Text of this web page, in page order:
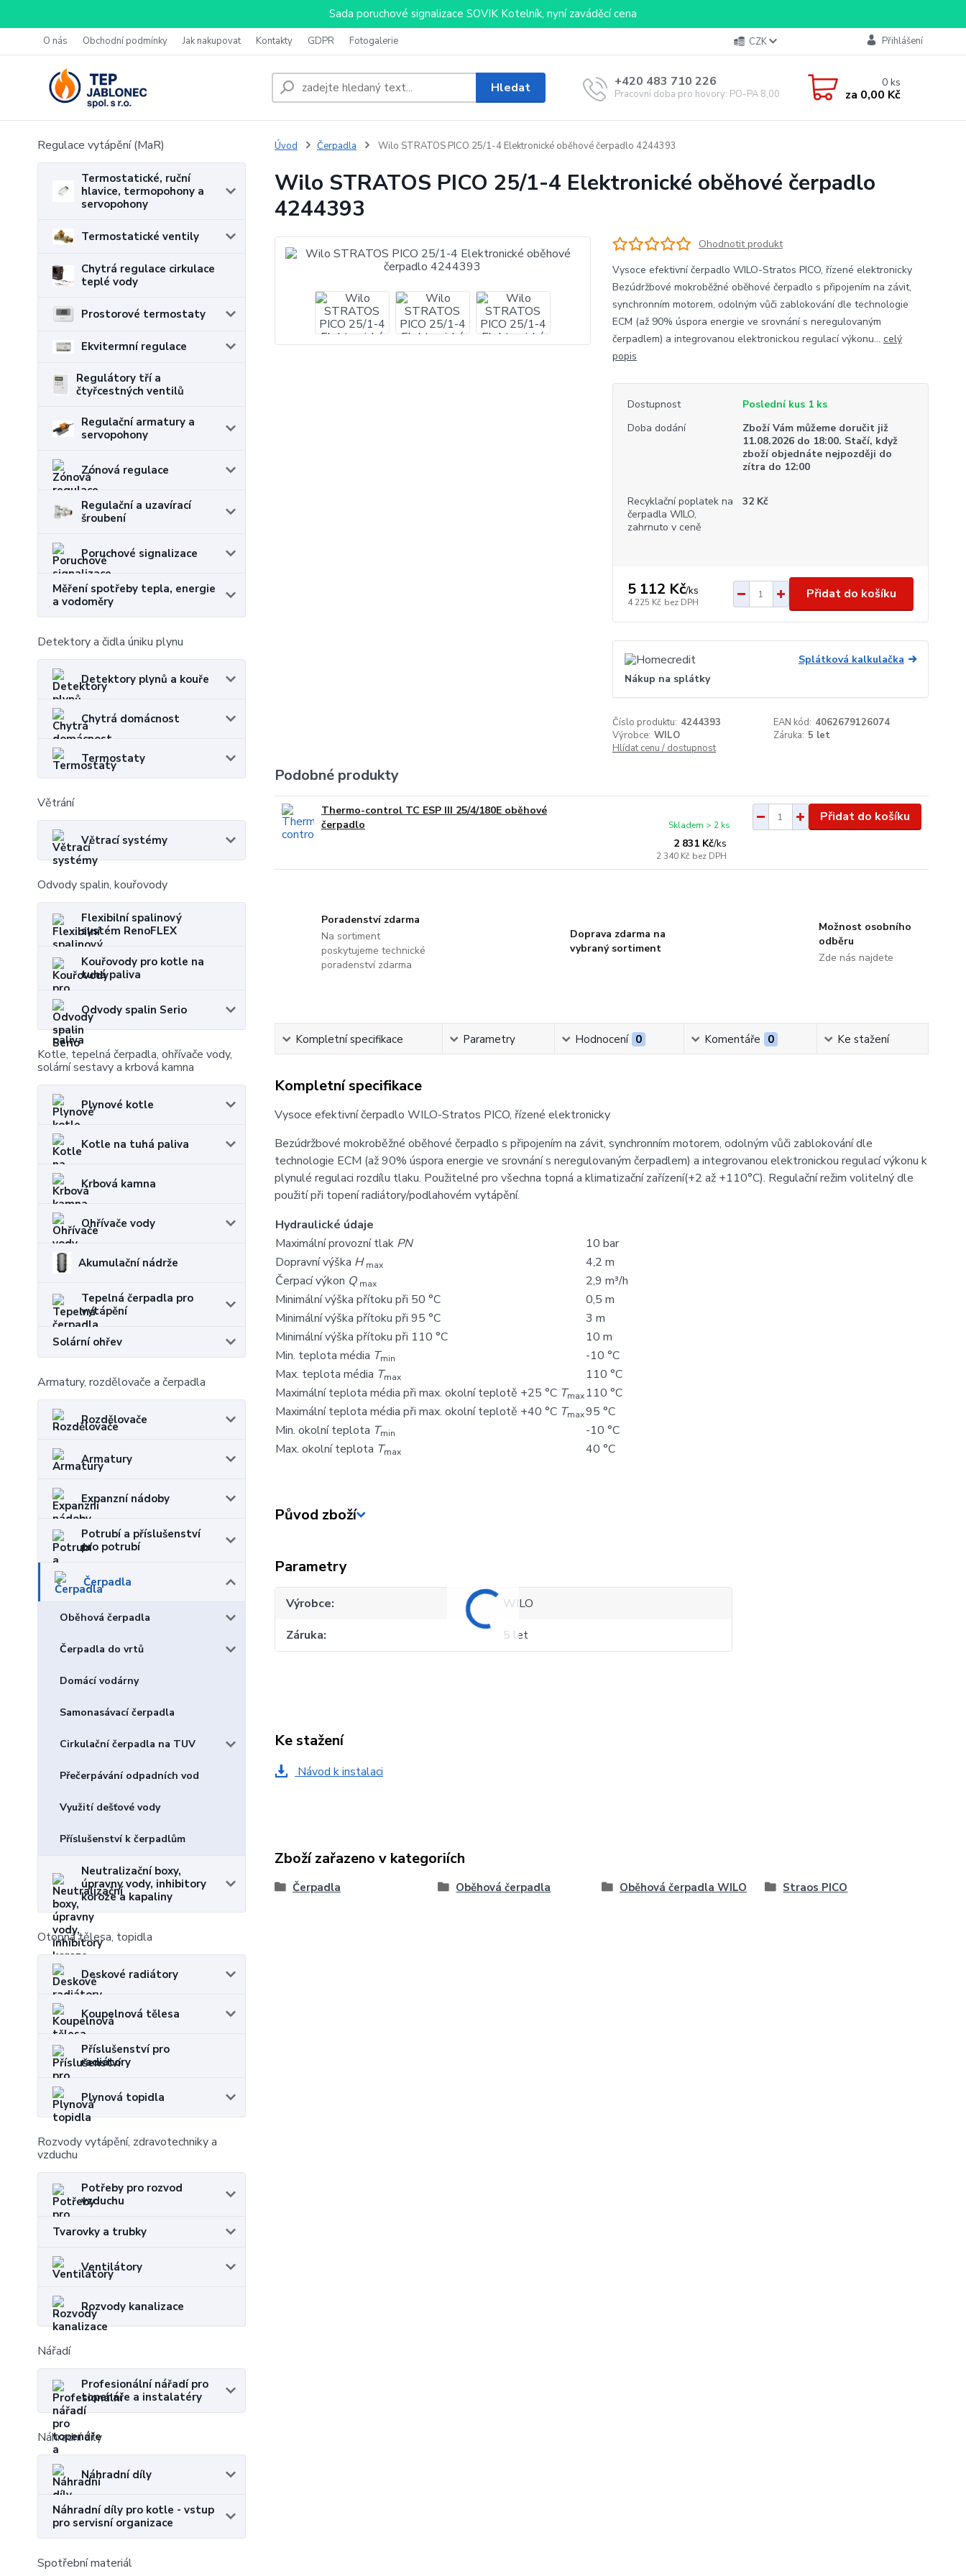
Sada poruchové signalizace SOVIK Kotelník, nyní zaváděcí cena
O nás Obchodní podmínky Jak nakupovat Kontakty GDPR Fotogalerie CZK Přihlášení
Hledat +420 483 710 226
Pracovní doba pro hovory: PO-PA 8,00-16,00
0ks
za 0,00 Kč
Regulace vytápění (MaR)
Termostatické, ruční
hlavice, termopohony a
servopohony
Termostatické ventily
Chytrá regulace cirkulace
teplé vody
Prostorové termostaty
Ekvitermní regulace
Regulátory tří a
čtyřcestných ventilů
Regulační armatury a
servopohony
Zónová regulace
Regulační a uzavírací
šroubení
Poruchové signalizace
Měření spotřeby tepla, energie
a vodoměry
Detektory a čidla úniku plynu
Detektory plynů a kouře
Chytrá domácnost
Termostaty
Větrání
Větrací systémy
Odvody spalin, kouřovody
Flexibilní spalinový
systém RenoFLEX
Kouřovody pro kotle na
tuhá paliva
Odvody spalin Serio
Kotle, tepelná čerpadla, ohřívače vody,
solární sestavy a krbová kamna
Plynové kotle
Kotle na tuhá paliva
Krbová kamna
Ohřívače vody
Akumulační nádrže
Tepelná čerpadla pro
vytápění
Solární ohřev
Armatury, rozdělovače a čerpadla
Rozdělovače
Armatury
Expanzní nádoby
Potrubí a příslušenství
pro potrubí
Čerpadla
Oběhová čerpadla
Čerpadla do vrtů
Domácí vodárny
Samonasávací čerpadla
Cirkulační čerpadla na TUV
Přečerpávání odpadních vod
Využití dešťové vody
Příslušenství k čerpadlům
Neutralizační boxy,
úpravny vody, inhibitory
koroze a kapaliny
Otopná tělesa, topidla
Deskové radiátory
Koupelnová tělesa
Příslušenství pro
radiátory
Plynová topidla
Rozvody vytápění, zdravotechniky a
vzduchu
Potřeby pro rozvod
vzduchu
Tvarovky a trubky
Ventilátory
Rozvody kanalizace
Nářadí
Profesionální nářadí pro
topenáře a instalatéry
Náhradní díly
Náhradní díly
Náhradní díly pro kotle - vstup
pro servisní organizace
Spotřební materiál
Úvod Čerpadla Wilo STRATOS PICO 25/1-4 Elektronické oběhové čerpadlo 4244393
Wilo STRATOS PICO 25/1-4 Elektronické oběhové čerpadlo
4244393
Ohodnotit produkt
Vysoce efektivní čerpadlo WILO-Stratos PICO, řízené elektronicky
Bezúdržbové mokroběžné oběhové čerpadlo s připojením na závit,
synchronním motorem, odolným vůči zablokování dle technologie
ECM (až 90% úspora energie ve srovnání s neregulovaným
čerpadlem) a integrovanou elektronickou regulací výkonu... celý
popis
Dostupnost
Poslední kus 1 ks
Doba dodání
Zboží Vám můžeme doručit již
11.08.2026 do 18:00. Stačí, když
zboží objednáte nejpozději do
zítra do 12:00
Recyklační poplatek na
čerpadla WILO,
zahrnuto v ceně
32 Kč
5 112 Kč/ks
4 225 Kč bez DPH
Přidat do košíku
Splátková kalkulačka
Nákup na splátky
Číslo produktu: 4244393 EAN kód: 4062679126074
Výrobce: WILO Záruka: 5 let
Hlídat cenu / dostupnost
Podobné produkty
Thermo-control TC ESP III 25/4/180E oběhové
čerpadlo
2 831 Kč/ks
2 340 Kč bez DPH
Skladem > 2 ks
Přidat do košíku
Poradenství zdarma
Na sortiment
poskytujeme technické
poradenství zdarma
Doprava zdarma na
vybraný sortiment
Možnost osobního
odběru
Zde nás najdete
Kompletní specifikace Parametry Hodnocení 0 Komentáře 0 Ke stažení
Kompletní specifikace
Vysoce efektivní čerpadlo WILO-Stratos PICO, řízené elektronicky
Bezúdržbové mokroběžné oběhové čerpadlo s připojením na závit, synchronním motorem, odolným vůči zablokování dle
technologie ECM (až 90% úspora energie ve srovnání s neregulovaným čerpadlem) a integrovanou elektronickou regulací výkonu k
plynulé regulaci rozdílu tlaku. Použitelné pro všechna topná a klimatizační zařízení(+2 až +110°C). Regulační režim volitelný dle
použití při topení radiátory/podlahovém vytápění.
Hydraulické údaje
Maximální provozní tlak PN
10 bar
Dopravní výška Hmax
4,2 m
Čerpací výkon Q max
2,9 m³/h
Minimální výška přítoku při 50 °C
0,5 m
Minimální výška přítoku při 95 °C
3 m
Minimální výška přítoku při 110 °C
10 m
Min. teplota média Tmin
-10 °C
Max. teplota média Tmax
110 °C
Maximální teplota média při max. okolní teplotě +25 °C Tmax 110 °C
Maximální teplota média při max. okolní teplotě +40 °C Tmax95 °C
Min. okolní teplota Tmin
-10 °C
Max. okolní teplota Tmax 40 °C
Původ zboží
Parametry
Výrobce
WILO
Záruka
5 let
Ke stažení
Návod k instalaci
Zboží zařazeno v kategoriích
Čerpadla Oběhová čerpadla Oběhová čerpadla WILO Straos PICO